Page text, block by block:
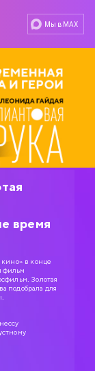
Мы в MAX
время
в конце
фильм
Золотая
подобрала для